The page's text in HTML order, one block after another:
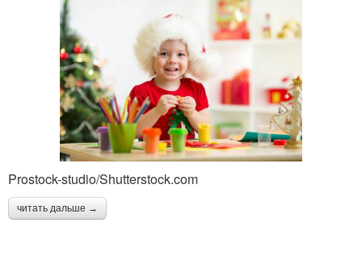
Prostock-studio/Shutterstock.com
читать дальше →